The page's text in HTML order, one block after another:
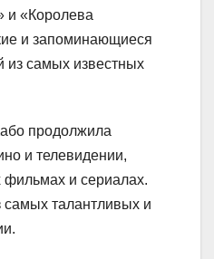
и «Королева
и запоминающиеся
из самых известных
продолжила
и телевидении,
фильмах и сериалах.
самых талантливых и